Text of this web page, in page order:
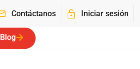
Contáctanos Iniciar sesión
Blog